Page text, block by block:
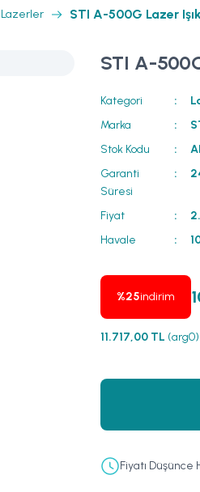
Lazerler STI A-500G Lazer Işık
STI A-
Kategori
Marka
Stok Kodu
Garanti
Süresi
Fiyat
Havale
%25indirim
11.717,00 TL
Fiyatı Düşünce